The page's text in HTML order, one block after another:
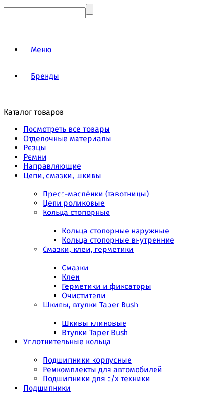
Меню
Бренды
Каталог товаров
Посмотреть все товары
Отделочные материалы
Резцы
Ремни
Направляющие
Цепи, смазки, шкивы
Пресс-маслёнки (тавотницы)
Цепи роликовые
Кольца стопорные
Кольца стопорные наружные
Кольца стопорные внутренние
Смазки, клеи, герметики
Смазки
Клеи
Герметики и фиксаторы
Очистители
Шкивы, втулки Taper Bush
Шкивы клиновые
Втулки Taper Bush
Уплотнительные кольца
Подшипники корпусные
Ремкомплекты для автомобилей
Подшипники для с/х техники
Подшипники